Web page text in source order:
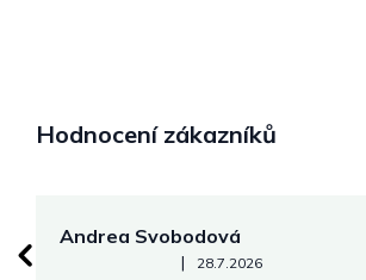
Hodnocení zákazníků
Andrea Svobodová
Hodnocení obchodu je 5 z 5 hvězdiček.
| 28.7.2026